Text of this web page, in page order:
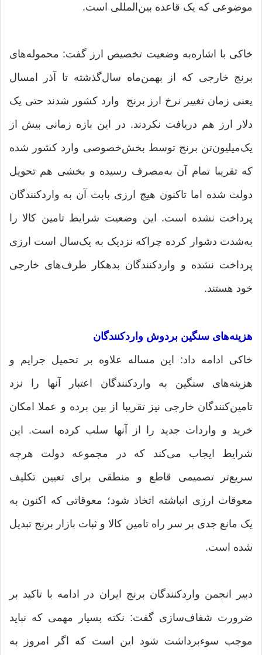
موضوعی که یک قاعده بین‌المللی است.
خاکی با اشاره‌به وضعیت تخصیص ارز گفت: محموله‌های
برنج خارجی که از بهمن‌ماه سال‌گذشته تا آذر امسال
یعنی زمان تغییر نرخ ارز برنج وارد کشور شدند حتی یک
دلار ارز هم دریافت نکردند. در این بازه زمانی بیش از
یک‌میلیون‌تن برنج توسط بخش‌خصوصی وارد کشور شده
که تقریبا تمام آن به‌مصرف رسیده و بخشی هم تحویل
دولت شده اما تاکنون هیچ ارزی بابت آن به واردکنندگان
پرداخت نشده است. این وضعیت شرایط تامین کالا را
به‌شدت دشوار کرده چراکه نزدیک به یک‌سال است ارزی
پرداخت نشده و واردکنندگان بدهکار طرف‌های خارجی
خود هستند.
هزینه‌های سنگین بردوش واردکنندگان
خاکی ادامه داد: این مساله علاوه بر تحمیل جرایم و
هزینه‌های سنگین به واردکنندگان اعتبار آنها را نزد
تامین‌کنندگان خارجی نیز تقریبا از بین برده و عملا امکان
خرید و واردات جدید را از آنها سلب کرده است. این
شرایط ایجاب می‌کند که در مجموعه دولت هرچه
سریع‌تر تصمیمی قاطع و منطقی برای تعیین تکلیف
معوقات ارزی انباشته اتخاذ شود؛ معوقاتی که اکنون به
یک مانع جدی بر سر راه تامین کالا و ثبات بازار برنج تبدیل
شده است.
دبیر انجمن واردکنندگان برنج ایران در ادامه با تاکید بر
ضرورت شفاف‌سازی گفت: نکته بسیار مهمی که نباید
موجب سوءبرداشت شود این است که اگر امروز به